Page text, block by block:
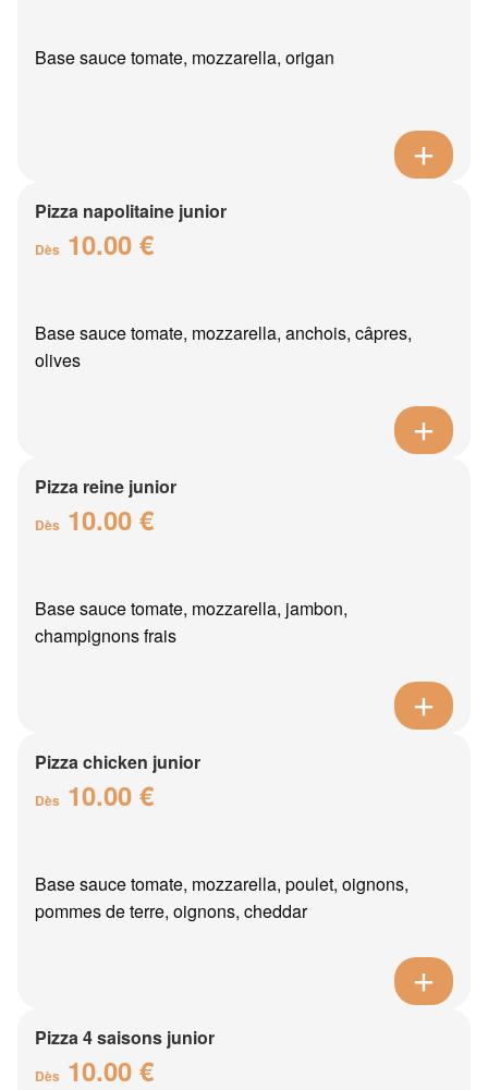
Base sauce tomate, mozzarella, origan
Pizza napolitaine junior
Dès 10.00 €
Base sauce tomate, mozzarella, anchois, câpres,
olives
Pizza reine junior
Dès 10.00 €
Base sauce tomate, mozzarella, jambon,
champignons frais
Pizza chicken junior
Dès 10.00 €
Base sauce tomate, mozzarella, poulet, oignons,
pommes de terre, oignons, cheddar
Pizza 4 saisons junior
Dès 10.00 €